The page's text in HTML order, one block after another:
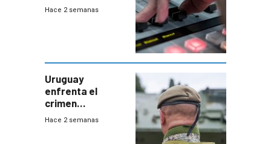
julio de 2026
Hace 2 semanas
Uruguay
enfrenta el
crimen
organizado con
Hace 2 semanas